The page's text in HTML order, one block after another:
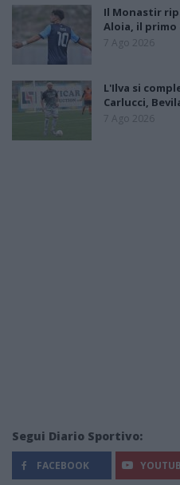
Il Monastir
Aloia, il primo
7 Ago 2026
L'Ilva si
Carlucci,
7 Ago 2026
Segui Diario Sportivo:
FACEBOOK